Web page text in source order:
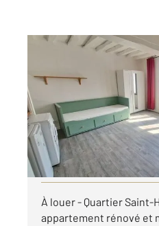
Ref : 8217
Appartement F1 à
507 €
par mois charges
Visiter le site dédié
À louer - Quartier Saint-
appartement rénové et